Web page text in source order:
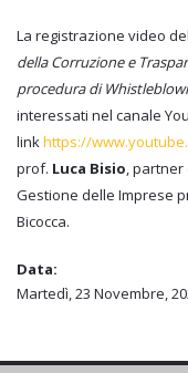
La registrazione video
della Corruzione e
procedura di
interessati nel canale
linkhttps://
prof. Luca Bisio, partner
Gestione delle Imprese
Bicocca.
Data:
Martedì, 23 Novembre,